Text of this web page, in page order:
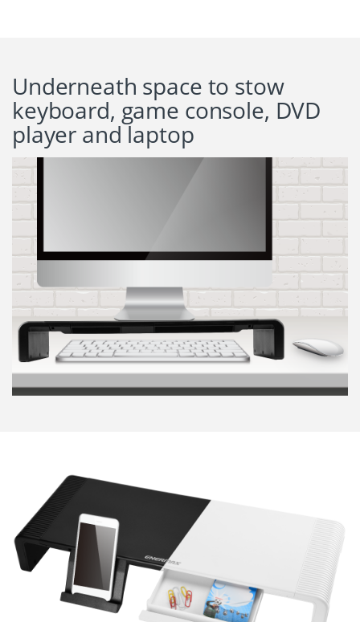
Underneath space to stow
keyboard, game console, DVD
player and laptop